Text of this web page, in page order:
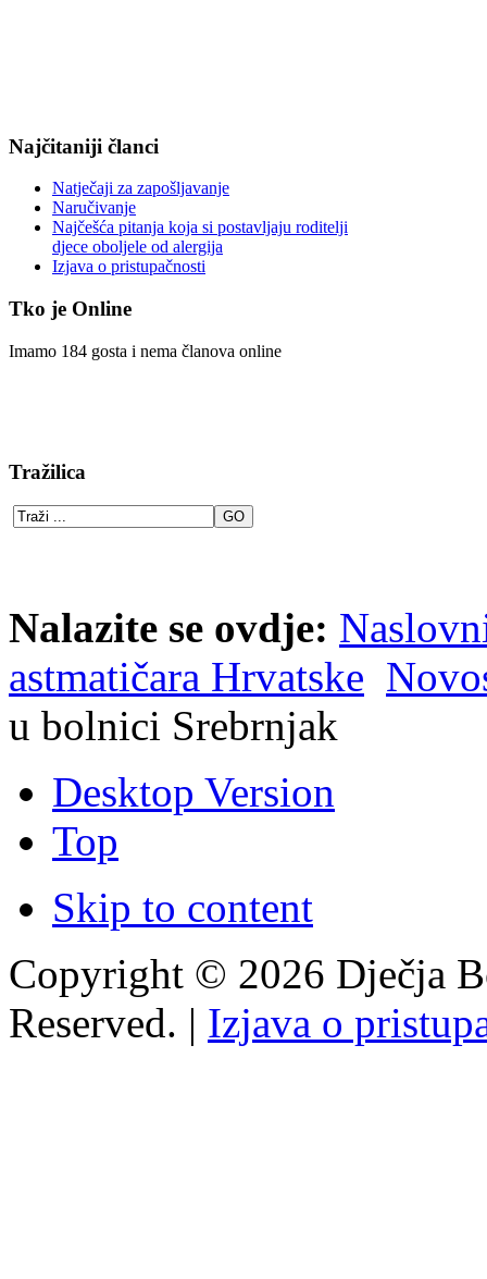
Najčitaniji članci
Natječaji za zapošljavanje
Naručivanje
Najčešća pitanja koja si postavljaju roditelji
djece oboljele od alergija
Izjava o pristupačnosti
Tko je Online
Imamo 184 gosta i nema članova online
Tražilica
Nalazite se ovdje:
astmatičara Hrvatske
u bolnici Srebrnjak
Desktop Version
Top
Skip to content
Copyright © 2026 Dječja
Reserved. | Izjava o